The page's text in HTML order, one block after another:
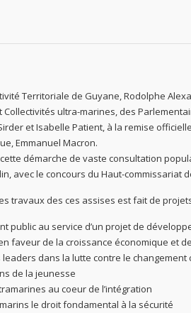
Territoriale de Guyane, Rodolphe
Collectivités ultra-marines, des
et Isabelle Patient, à la remise
Emmanuel Macron.
démarche de vaste consultation
avec le concours du Haut-commissariat
travaux des ces assises est fait de
public au service d’un projet de
faveur de la croissance économique et de
dans la lutte contre le
de la jeunesse
au coeur de l’intégration
le droit fondamental à la sécurité